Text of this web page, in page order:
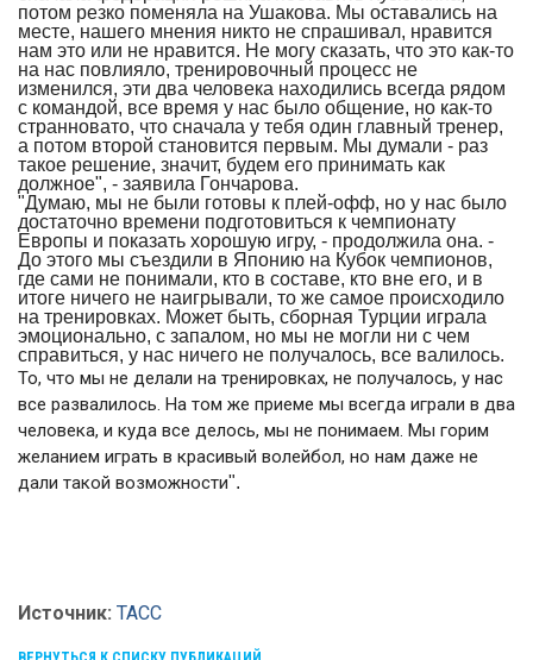
потом резко поменяла на Ушакова. Мы оставались на
месте, нашего мнения никто не спрашивал, нравится
нам это или не нравится. Не могу сказать, что это как-то
на нас повлияло, тренировочный процесс не
изменился, эти два человека находились всегда рядом
с командой, все время у нас было общение, но как-то
странновато, что сначала у тебя один главный тренер,
а потом второй становится первым. Мы думали - раз
такое решение, значит, будем его принимать как
должное", - заявила Гончарова.
"Думаю, мы не были готовы к плей-офф, но у нас было
достаточно времени подготовиться к чемпионату
Европы и показать хорошую игру, - продолжила она. -
До этого мы съездили в Японию на Кубок чемпионов,
где сами не понимали, кто в составе, кто вне его, и в
итоге ничего не наигрывали, то же самое происходило
на тренировках. Может быть, сборная Турции играла
эмоционально, с запалом, но мы не могли ни с чем
справиться, у нас ничего не получалось, все валилось.
То, что мы не делали на тренировках, не получалось, у нас
все развалилось. На том же приеме мы всегда играли в два
человека, и куда все делось, мы не понимаем. Мы горим
желанием играть в красивый волейбол, но нам даже не
дали такой возможности".
Источник: ТАСС